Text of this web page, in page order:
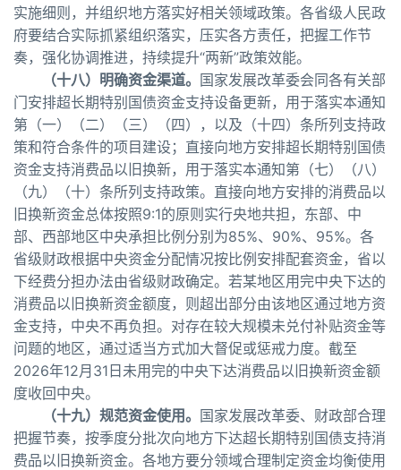
实施细则，并组织地方落实好相关领域政策。各省级人民政
府要结合实际抓紧组织落实，压实各方责任，把握工作节
奏，强化协调推进，持续提升“两新”政策效能。
（十八）明确资金渠道。 国家发展改革委会同各有关部
门安排超长期特别国债资金支持设备更新，用于落实本通知
第（一）（二）（三）（四），以及（十四）条所列支持政
策和符合条件的项目建设；直接向地方安排超长期特别国债
资金支持消费品以旧换新，用于落实本通知第（七）（八）
（九）（十）条所列支持政策。直接向地方安排的消费品以
旧换新资金总体按照9:1的原则实行央地共担，东部、中
部、西部地区中央承担比例分别为85%、90%、95%。各
省级财政根据中央资金分配情况按比例安排配套资金，省以
下经费分担办法由省级财政确定。若某地区用完中央下达的
消费品以旧换新资金额度，则超出部分由该地区通过地方资
金支持，中央不再负担。对存在较大规模未兑付补贴资金等
问题的地区，通过适当方式加大督促或惩戒力度。截至
2026年12月31日未用完的中央下达消费品以旧换新资金额
度收回中央。
（十九）规范资金使用。 国家发展改革委、财政部合理
把握节奏，按季度分批次向地方下达超长期特别国债支持消
费品以旧换新资金。各地方要分领域合理制定资金均衡使用